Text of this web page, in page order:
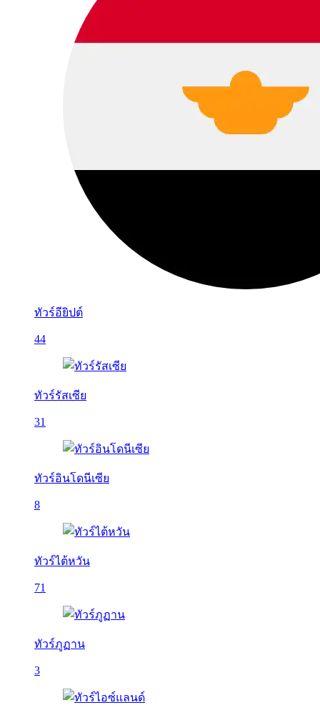
ทัวร์อียิปต์
44
ทัวร์รัสเซีย
31
ทัวร์อินโดนีเซีย
8
ทัวร์ไต้หวัน
71
ทัวร์ภูฏาน
3